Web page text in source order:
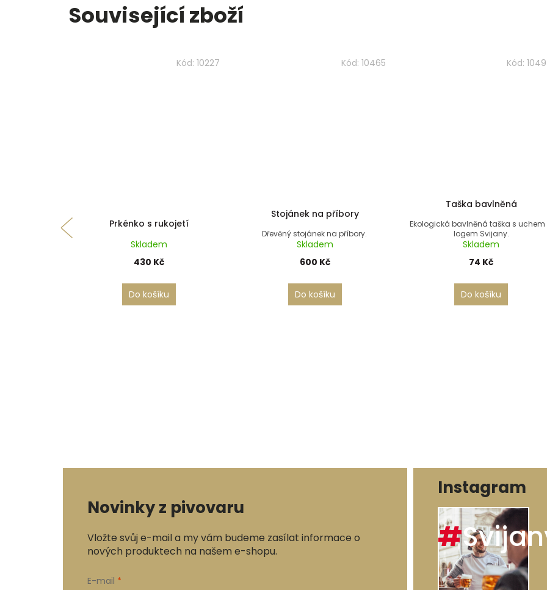
Související zboží
Kód: 10227
Prkénko s rukojetí
Skladem
430 Kč
Do košíku
Kód: 10465
Stojánek na příbory
Dřevěný stojánek na příbory.
Skladem
600 Kč
Do košíku
Kód:
Taška bavlněná
Ekologická bavlněná taška s
logem Svijany.
Skladem
74 Kč
Do košíku
Novinky z pivovaru
Vložte svůj e-mail a my vám budeme zasílat informace o
nových produktech na našem e-shopu.
E-mail
Instagram
#